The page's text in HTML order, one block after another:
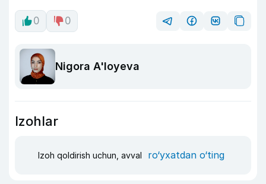
0 0
Nigora A'loyeva
Izohlar
Izoh qoldirish uchun, avval ro‘yxatdan o‘ting